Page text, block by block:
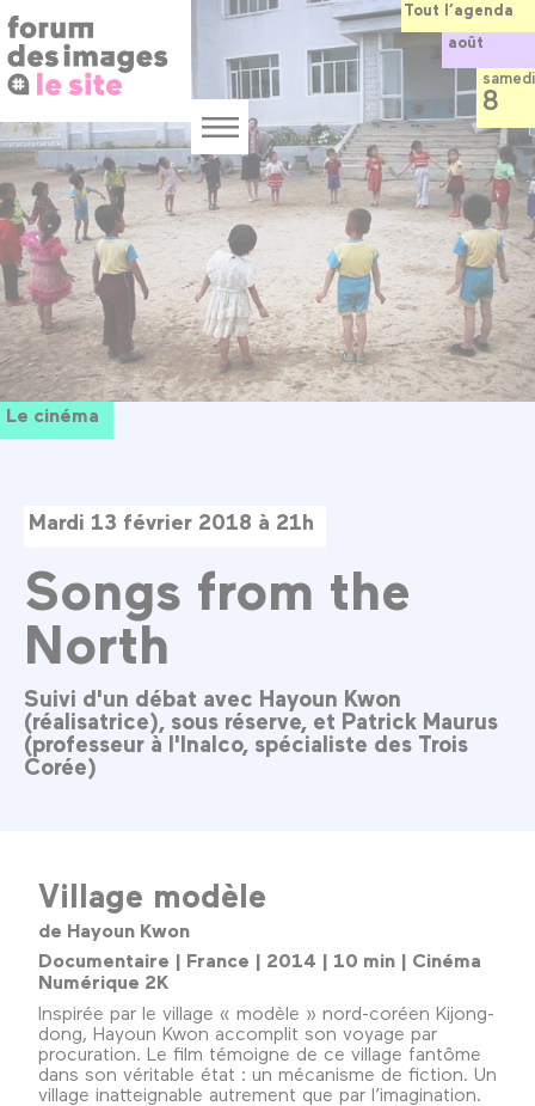
Panneau de gestion des cookies
au
contenu
principal
Menu
Le cinéma
Mardi 13 février 2018 à 21h
Songs from the
North
Suivi d'un débat avec Hayoun Kwon
(réalisatrice), sous réserve, et Patrick Maurus
(professeur à l'Inalco, spécialiste des Trois
Corée)
Village modèle
de Hayoun Kwon
Documentaire | France | 2014 | 10 min | Cinéma
Numérique 2K
Inspirée par le village « modèle » nord-coréen Kijong-
dong, Hayoun Kwon accomplit son voyage par
procuration. Le film témoigne de ce village fantôme
dans son véritable état : un mécanisme de fiction. Un
village inatteignable autrement que par l’imagination.
Tout l’agenda
août
samedi
8